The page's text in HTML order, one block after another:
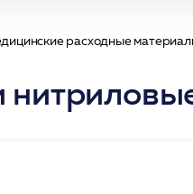
расходные